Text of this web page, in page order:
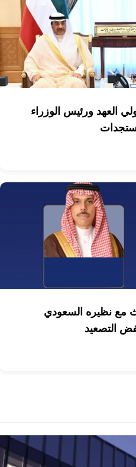
العهد ورئيس الوزراء
مع نظيره السعودي
التصعيد